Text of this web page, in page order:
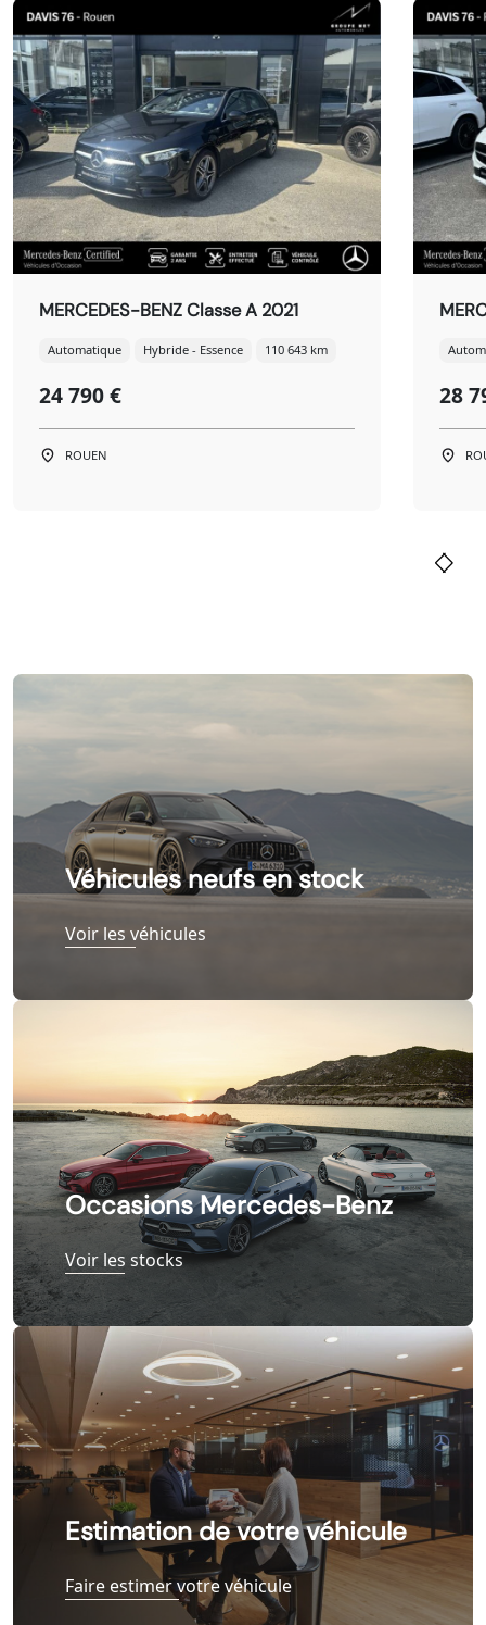
MERCEDES-BENZ Classe A 2021
Automatique Hybride - Essence 110 643 km
24 790 €
ROUEN
28
Occasions Mercedes-Benz
Voir les stocks
Véhicules neufs en stock
Voir les véhicules
Estimation de votre véhicule
Faire estimer votre véhicule